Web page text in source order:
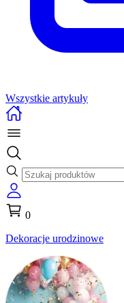
Wszystkie artykuły
0
Dekoracje urodzinowe